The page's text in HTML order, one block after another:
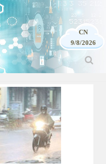
CN
9/8/2026